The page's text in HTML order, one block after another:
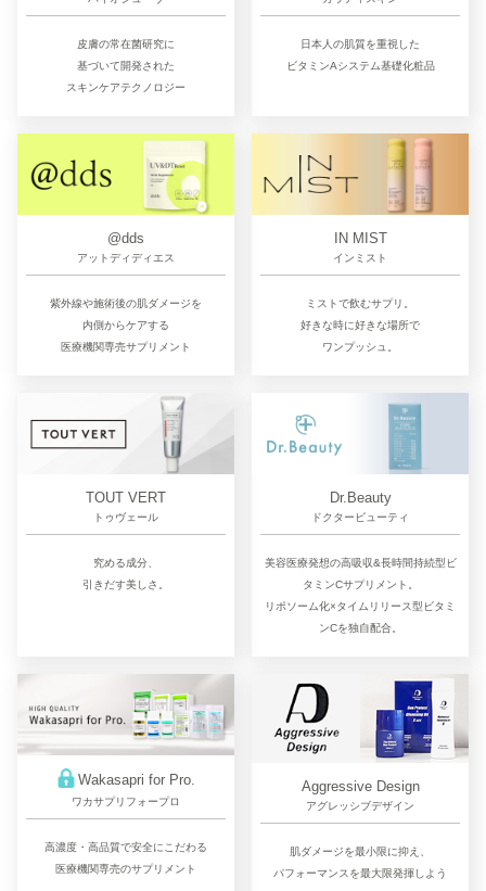
皮膚の常在菌研究に
基づいて開発された
スキンケアテクノロジー
日本人の肌質を重視した
ビタミンAシステム基礎化粧品
@dds
アットディディエス
紫外線や施術後の肌ダメージを
内側からケアする
医療機関専売サプリメント
IN MIST
インミスト
ミストで飲むサプリ。
好きな時に好きな場所で
ワンプッシュ。
TOUT VERT
トゥヴェール
究める成分、
引きだす美しさ。
Dr.Beauty
ドクタービューティ
美容医療発想の高吸収&長時間持続型ビ
タミンCサプリメント。
リポソーム化×タイムリリース型ビタミ
ンCを独自配合。
Wakasapri for Pro.
ワカサプリフォープロ
高濃度・高品質で安全にこだわる
医療機関専売のサプリメント
Aggressive Design
アグレッシブデザイン
肌ダメージを最小限に抑え、
パフォーマンスを最大限発揮しよう